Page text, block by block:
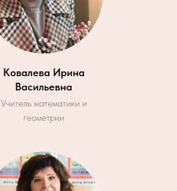
Ковалева Ирина
Васильевна
Учитель математики и
геометрии